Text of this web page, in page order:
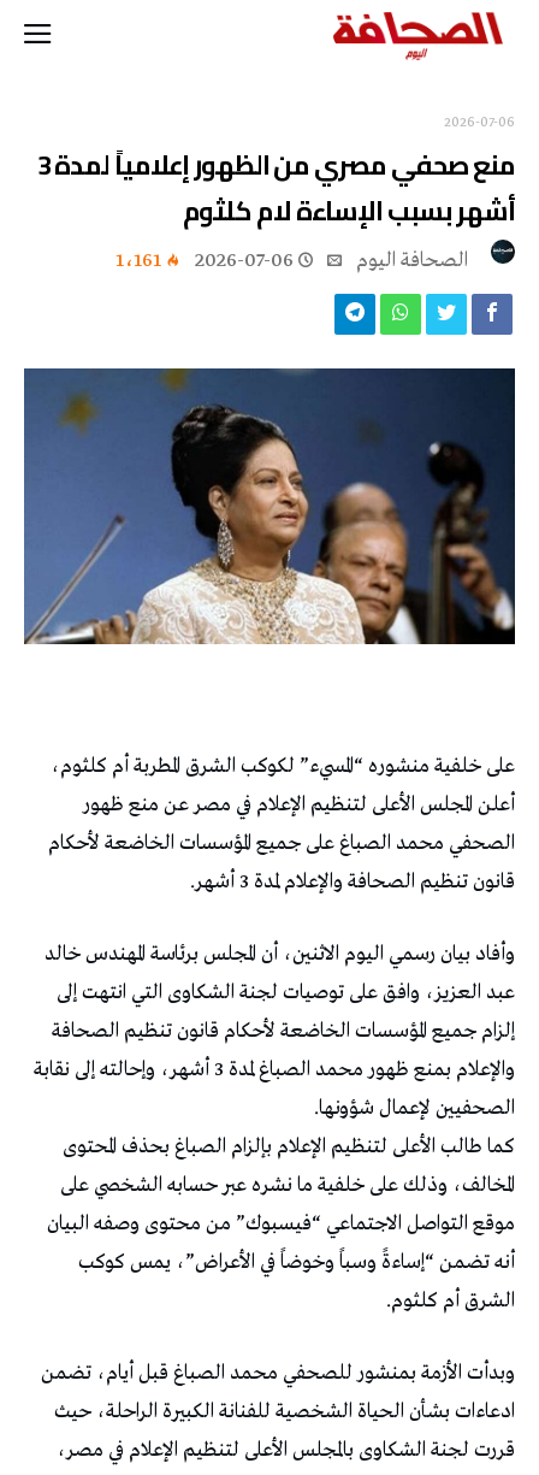
2026-07-06
منع صحفي مصري من الظهور إعلامياً لمدة 3
أشهر بسبب الإساءة لام كلثوم
2026-07-06 1٬161
على خلفية منشوره “المسيء” لكوكب الشرق المطربة أم كلثوم،
أعلن المجلس الأعلى لتنظيم الإعلام في مصر عن منع ظهور
الصحفي محمد الصباغ على جميع المؤسسات الخاضعة لأحكام
قانون تنظيم الصحافة والإعلام لمدة 3 أشهر.
وأفاد بيان رسمي اليوم الاثنين، أن المجلس برئاسة المهندس خالد
عبد العزيز، وافق على توصيات لجنة الشكاوى التي انتهت إلى
إلزام جميع المؤسسات الخاضعة لأحكام قانون تنظيم الصحافة
والإعلام بمنع ظهور محمد الصباغ لمدة 3 أشهر، وإحالته إلى نقابة
الصحفيين لإعمال شؤونها.
كما طالب الأعلى لتنظيم الإعلام بإلزام الصباغ بحذف المحتوى
المخالف، وذلك على خلفية ما نشره عبر حسابه الشخصي على
موقع التواصل الاجتماعي “فيسبوك” من محتوى وصفه البيان
أنه تضمن “إساءةً وسباً وخوضاً في الأعراض”، يمس كوكب
الشرق أم كلثوم.
وبدأت الأزمة بمنشور للصحفي محمد الصباغ قبل أيام، تضمن
ادعاءات بشأن الحياة الشخصية للفنانة الكبيرة الراحلة، حيث
قررت لجنة الشكاوى بالمجلس الأعلى لتنظيم الإعلام في مصر،